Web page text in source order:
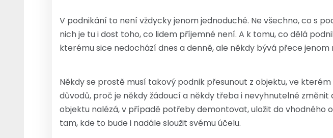
V podnikání to není vždycky jenom jednoduché. Ne všechno, co s
nich je tu i dost toho, co lidem příjemné není. A k tomu, co dělá
kterému sice nedochází dnes a denně, ale někdy bývá přece jenom
Někdy se prostě musí takový podnik přesunout z objektu, ve
důvodů, proč je někdy žádoucí a někdy třeba i nevyhnutelné
objektu nalézá, v případě potřeby demontovat, uložit do vhodného
tam, kde to bude i nadále sloužit svému účelu.